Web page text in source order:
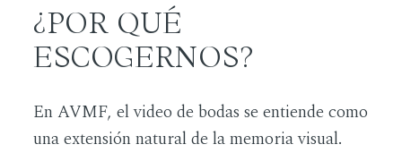
¿POR QUÉ
ESCOGERNOS?
En AVMF, el video de bodas se entiende como
una extensión natural de la memoria visual.